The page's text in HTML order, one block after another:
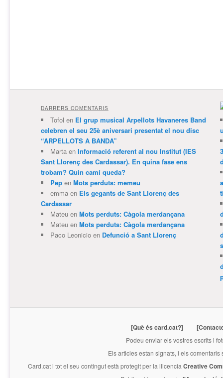
DARRERS COMENTARIS
Tofol en El grup musical Arpellots Havaneres Band
celebren el seu 25è aniversari presentat el nou disc
“ARPELLOTS A BANDA”
Martaen Informació referent al nou Institut (IES
Sant Llorenç des Cardassar). En quina fase ens
trobam? Quin camí queda?
Pepen Mots perduts: memeu
emmaen Els gegants de Sant Llorenç des
Cardassar
Mateuen Mots perduts: Càgola merdançana
Mateuen Mots perduts: Càgola merdançana
Paco Leonicioen Defunció a Sant Llorenç
[Què és card.cat?]
Podeu enviar els vostres escrits i
Els articles estan signats, i els
Card.cati tot el seu contingut està protegit per la llicencia Creative